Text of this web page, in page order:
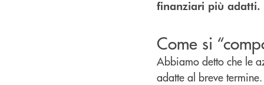
finanziari più adatti.
Come si
Abbiamo detto che le
adatte al breve